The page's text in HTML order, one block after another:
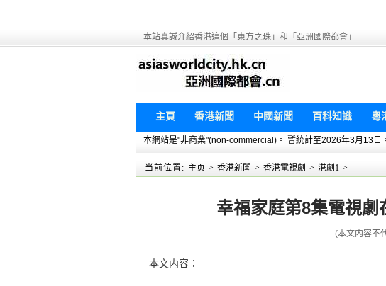
本站真誠介紹香港這個「東方之珠」和「亞洲國際都會」
主頁 香港新聞 中國新聞 百科知識 粵
本網站是"非商業"(non-commercial)。 暫統計至2026年3月13
当前位置: 主页 > 香港新聞 > 香港電視劇 > 港劇1 >
幸福家庭第8集電視
(本文内容不
本文内容：